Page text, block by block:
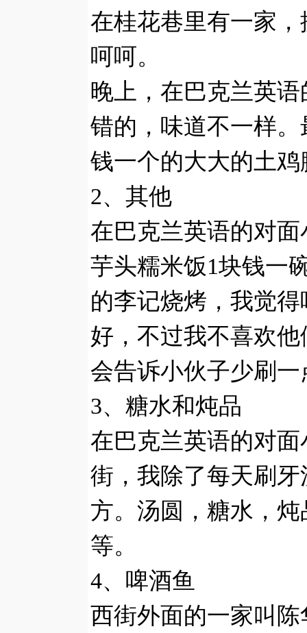
在桂花巷里有一家
呵呵。
晚上，在巴克兰英
错的，味道不一样
钱一个的大大的土
2、其他
在巴克兰英语的对
芋头糯米饭1块钱一
的李记烧烤，我觉
好，不过我不喜欢
会告诉小伙子少刷一
3、糖水和炖品
在巴克兰英语的对
街，我除了每天刷
方。汤圆，糖水，
等。
4、啤酒鱼
西街外面的一家叫